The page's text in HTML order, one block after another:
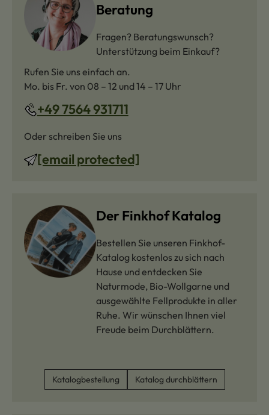
Beratung
Fragen? Beratungswunsch?
Unterstützung beim Einkauf?
Rufen Sie uns einfach an.
Mo. bis Fr. von 08 – 12 und 14 – 17 Uhr
+49 7564 931711
Oder schreiben Sie uns
[email protected]
Der Finkhof Katalog
Bestellen Sie unseren Finkhof-
Katalog kostenlos zu sich nach
Hause und entdecken Sie
Naturmode, Bio-Wollgarne und
ausgewählte Fellprodukte in aller
Ruhe. Wir wünschen Ihnen viel
Freude beim Durchblättern.
Katalogbestellung Katalog durchblättern